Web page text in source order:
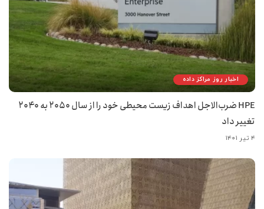
اخبار روز مراکز داده
HPE ضرب‌الاجل اهداف زیست محیطی خود را از سال ۲۰۵۰ به ۲۰۴۰
تغییر داد
۴ تیر ۱۴۰۱